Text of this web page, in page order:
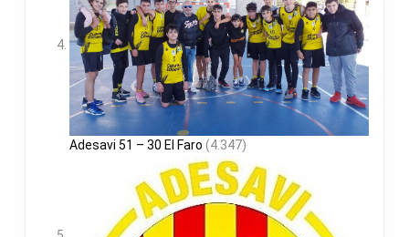
Adesavi 51 – 30 El Faro (4.347)